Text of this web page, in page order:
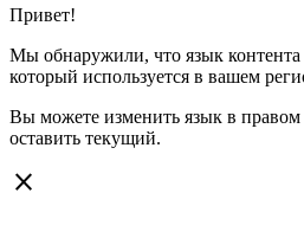
Привет!
Мы обнаружили, что язык контента
который используется в вашем
Вы можете изменить язык в правом
оставить текущий.
close